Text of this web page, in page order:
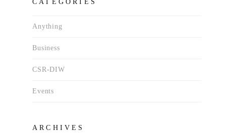
CATEGORIES
Anything
Business
CSR-DIW
Events
ARCHIVES